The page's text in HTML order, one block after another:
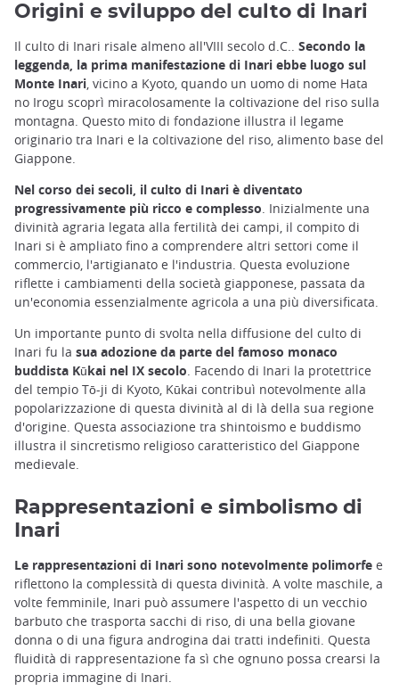
Origini e sviluppo del culto di Inari
Il culto di Inari risale almeno all'VIII secolo d.C.. Secondo la
leggenda, la prima manifestazione di Inari ebbe luogo sul
Monte Inari , vicino a Kyoto, quando un uomo di nome Hata
no Irogu scoprì miracolosamente la coltivazione del riso sulla
montagna. Questo mito di fondazione illustra il legame
originario tra Inari e la coltivazione del riso, alimento base del
Giappone.
Nel corso dei secoli, il culto di Inari è diventato
progressivamente più ricco e complesso . Inizialmente una
divinità agraria legata alla fertilità dei campi, il compito di
Inari si è ampliato fino a comprendere altri settori come il
commercio, l'artigianato e l'industria. Questa evoluzione
riflette i cambiamenti della società giapponese, passata da
un'economia essenzialmente agricola a una più diversificata.
Un importante punto di svolta nella diffusione del culto di
Inari fu la sua adozione da parte del famoso monaco
buddista Kūkai nel IX secolo. Facendo di Inari la protettrice
del tempio Tō-ji di Kyoto, Kūkai contribuì notevolmente alla
popolarizzazione di questa divinità al di là della sua regione
d'origine. Questa associazione tra shintoismo e buddismo
illustra il sincretismo religioso caratteristico del Giappone
medievale.
Rappresentazioni e simbolismo di
Inari
Le rappresentazioni di Inari sono notevolmente polimorfe e
riflettono la complessità di questa divinità. A volte maschile, a
volte femminile, Inari può assumere l'aspetto di un vecchio
barbuto che trasporta sacchi di riso, di una bella giovane
donna o di una figura androgina dai tratti indefiniti. Questa
fluidità di rappresentazione fa sì che ognuno possa crearsi la
propria immagine di Inari.